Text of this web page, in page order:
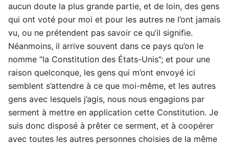
aucun doute la plus grande partie, et de loin, des gens
qui ont voté pour moi et pour les autres ne l’ont jamais
vu, ou ne prétendent pas savoir ce qu’il signifie.
Néanmoins, il arrive souvent dans ce pays qu’on le
nomme “la Constitution des États-Unis”; et pour une
raison quelconque, les gens qui m’ont envoyé ici
semblent s’attendre à ce que moi-même, et les autres
gens avec lesquels j’agis, nous nous engagions par
serment à mettre en application cette Constitution. Je
suis donc disposé à prêter ce serment, et à coopérer
avec toutes les autres personnes choisies de la même